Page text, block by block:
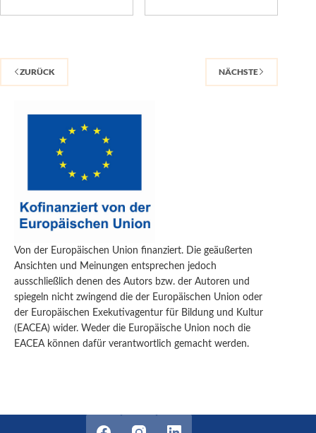
ZURÜCK NÄCHSTE
Von der Europäischen Union finanziert. Die geäußerten
Ansichten und Meinungen entsprechen jedoch
ausschließlich denen des Autors bzw. der Autoren und
spiegeln nicht zwingend die der Europäischen Union oder
der Europäischen Exekutivagentur für Bildung und Kultur
(EACEA) wider. Weder die Europäische Union noch die
EACEA können dafür verantwortlich gemacht werden.